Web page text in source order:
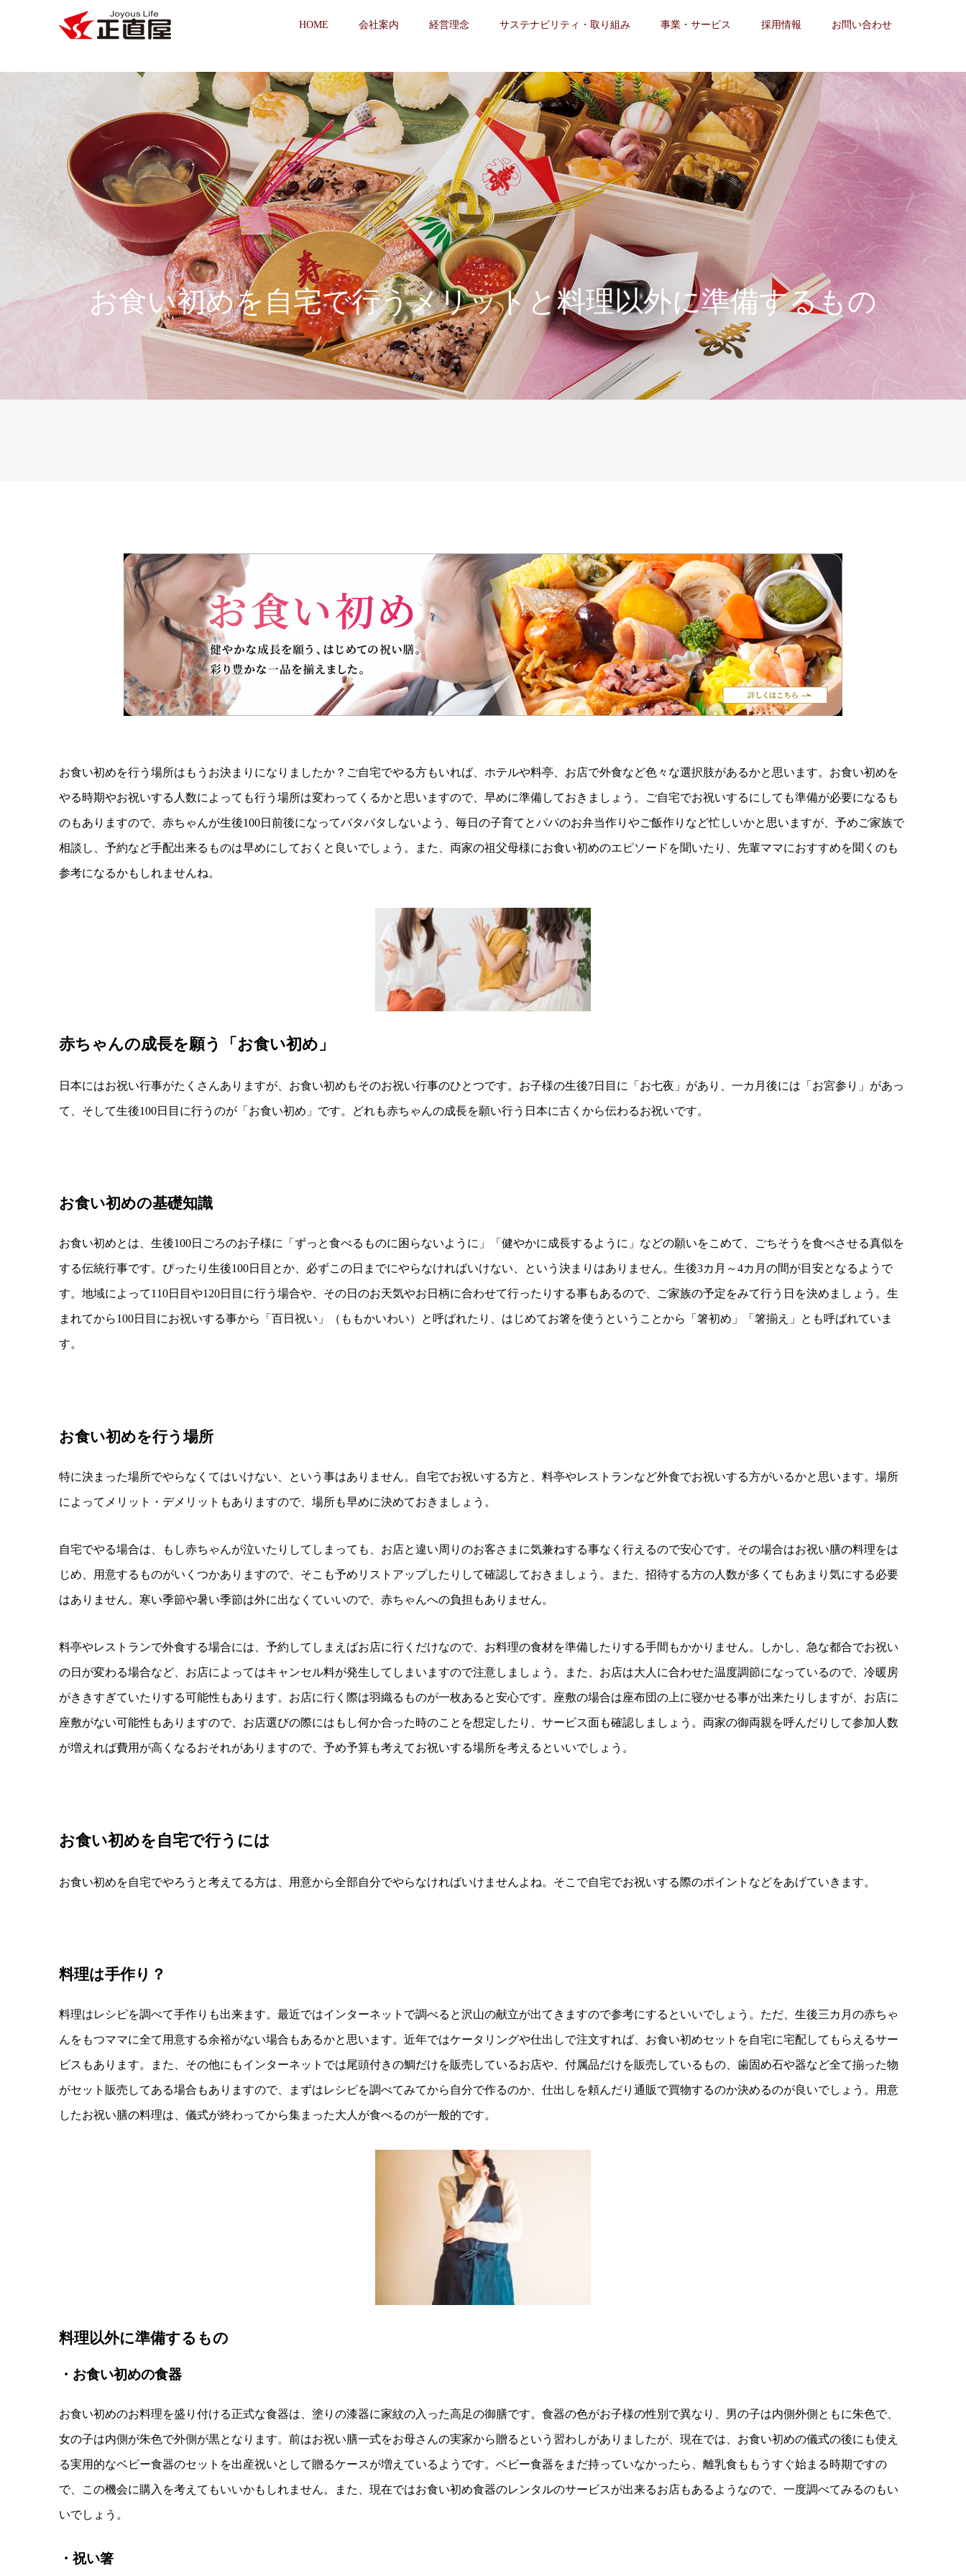
HOME 会社案内 経営理念 サステナビリティ・取り組み 事業・サービス 採用情報 お問い合わせ
お食い初めを自宅で行うメリットと料理以外に準備するもの
お食い初めを行う場所はもうお決まりになりましたか？ご自宅でやる方もいれば、ホテルや料亭、お店で外食など色々な選択肢があるかと思います。お食い初めを
やる時期やお祝いする人数によっても行う場所は変わってくるかと思いますので、早めに準備しておきましょう。ご自宅でお祝いするにしても準備が必要になるも
のもありますので、赤ちゃんが生後100日前後になってバタバタしないよう、毎日の子育てとパパのお弁当作りやご飯作りなど忙しいかと思いますが、予めご家族で
相談し、予約など手配出来るものは早めにしておくと良いでしょう。また、両家の祖父母様にお食い初めのエピソードを聞いたり、先輩ママにおすすめを聞くのも
参考になるかもしれませんね。
赤ちゃんの成長を願う「お食い初め」
日本にはお祝い行事がたくさんありますが、お食い初めもそのお祝い行事のひとつです。お子様の生後7日目に「お七夜」があり、一カ月後には「お宮参り」があっ
て、そして生後100日目に行うのが「お食い初め」です。どれも赤ちゃんの成長を願い行う日本に古くから伝わるお祝いです。
お食い初めの基礎知識
お食い初めとは、生後100日ごろのお子様に「ずっと食べるものに困らないように」「健やかに成長するように」などの願いをこめて、ごちそうを食べさせる真似を
する伝統行事です。ぴったり生後100日目とか、必ずこの日までにやらなければいけない、という決まりはありません。生後3カ月～4カ月の間が目安となるようで
す。地域によって110日目や120日目に行う場合や、その日のお天気やお日柄に合わせて行ったりする事もあるので、ご家族の予定をみて行う日を決めましょう。生
まれてから100日目にお祝いする事から「百日祝い」（ももかいわい）と呼ばれたり、はじめてお箸を使うということから「箸初め」「箸揃え」とも呼ばれていま
す。
お食い初めを行う場所
特に決まった場所でやらなくてはいけない、という事はありません。自宅でお祝いする方と、料亭やレストランなど外食でお祝いする方がいるかと思います。場所
によってメリット・デメリットもありますので、場所も早めに決めておきましょう。
自宅でやる場合は、もし赤ちゃんが泣いたりしてしまっても、お店と違い周りのお客さまに気兼ねする事なく行えるので安心です。その場合はお祝い膳の料理をは
じめ、用意するものがいくつかありますので、そこも予めリストアップしたりして確認しておきましょう。また、招待する方の人数が多くてもあまり気にする必要
はありません。寒い季節や暑い季節は外に出なくていいので、赤ちゃんへの負担もありません。
料亭やレストランで外食する場合には、予約してしまえばお店に行くだけなので、お料理の食材を準備したりする手間もかかりません。しかし、急な都合でお祝い
の日が変わる場合など、お店によってはキャンセル料が発生してしまいますので注意しましょう。また、お店は大人に合わせた温度調節になっているので、冷暖房
がききすぎていたりする可能性もあります。お店に行く際は羽織るものが一枚あると安心です。座敷の場合は座布団の上に寝かせる事が出来たりしますが、お店に
座敷がない可能性もありますので、お店選びの際にはもし何か合った時のことを想定したり、サービス面も確認しましょう。両家の御両親を呼んだりして参加人数
が増えれば費用が高くなるおそれがありますので、予め予算も考えてお祝いする場所を考えるといいでしょう。
お食い初めを自宅で行うには
お食い初めを自宅でやろうと考えてる方は、用意から全部自分でやらなければいけませんよね。そこで自宅でお祝いする際のポイントなどをあげていきます。
料理は手作り？
料理はレシピを調べて手作りも出来ます。最近ではインターネットで調べると沢山の献立が出てきますので参考にするといいでしょう。ただ、生後三カ月の赤ちゃ
んをもつママに全て用意する余裕がない場合もあるかと思います。近年ではケータリングや仕出しで注文すれば、お食い初めセットを自宅に宅配してもらえるサー
ビスもあります。また、その他にもインターネットでは尾頭付きの鯛だけを販売しているお店や、付属品だけを販売しているもの、歯固め石や器など全て揃った物
がセット販売してある場合もありますので、まずはレシピを調べてみてから自分で作るのか、仕出しを頼んだり通販で買物するのか決めるのが良いでしょう。用意
したお祝い膳の料理は、儀式が終わってから集まった大人が食べるのが一般的です。
料理以外に準備するもの
・お食い初めの食器
お食い初めのお料理を盛り付ける正式な食器は、塗りの漆器に家紋の入った高足の御膳です。食器の色がお子様の性別で異なり、男の子は内側外側ともに朱色で、
女の子は内側が朱色で外側が黒となります。前はお祝い膳一式をお母さんの実家から贈るという習わしがありましたが、現在では、お食い初めの儀式の後にも使え
る実用的なベビー食器のセットを出産祝いとして贈るケースが増えているようです。ベビー食器をまだ持っていなかったら、離乳食ももうすぐ始まる時期ですの
で、この機会に購入を考えてもいいかもしれません。また、現在ではお食い初め食器のレンタルのサービスが出来るお店もあるようなので、一度調べてみるのもい
いでしょう。
・祝い箸